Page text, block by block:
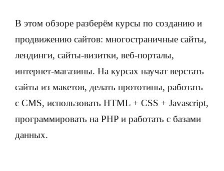
В этом обзоре разберём курсы по созданию и
продвижению сайтов: многостраничные сайты,
лендинги, сайты-визитки, веб-порталы,
интернет-магазины. На курсах научат верстать
сайты из макетов, делать прототипы, работать
с CMS, использовать HTML + CSS + Javascript,
программировать на PHP и работать с базами
данных.